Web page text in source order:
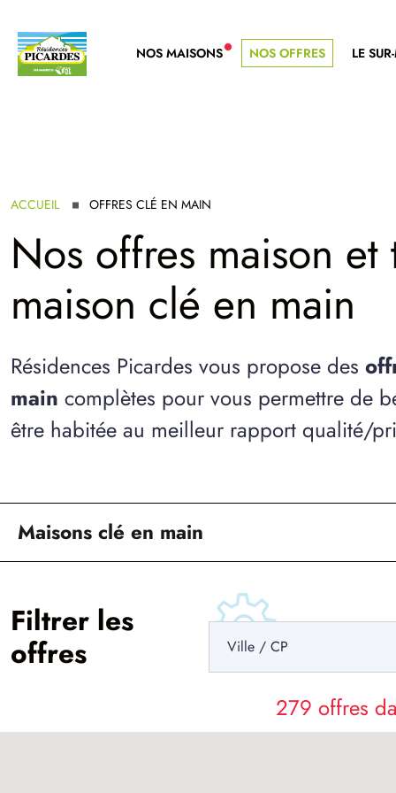
NOS MAISONS NOUVELLE GAMME
NOS OFFRES LE
ACCUEIL OFFRES CLÉ EN MAIN
Nos offres maison
maison clé en main
Résidences Picardes vous propose des
main complètes pour vous permettre de
être habitée au meilleur rapport qualité/
Maisons clé en main
Filtrer les
offres
279 offres